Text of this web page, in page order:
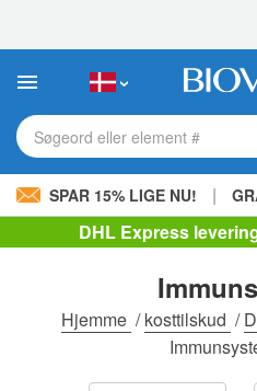
websted
Søgeord eller element #
SPAR 15% LIGE NU! |
DHL Express
Hjemme /kosttilskud /